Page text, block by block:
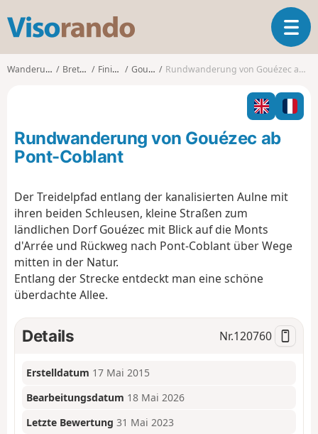
s
o
o
T
o
l
n
o
Wanderungen Bretagne Finistère Gouézec Rundwanderung von Gouézec ab Pont-Coblant
Rundwanderung von Gouézec ab
Pont-Coblant
Der Treidelpfad entlang der kanalisierten Aulne mit
ihren beiden Schleusen, kleine Straßen zum
ländlichen Dorf Gouézec mit Blick auf die Monts
d'Arrée und Rückweg nach Pont-Coblant über Wege
mitten in der Natur.
Entlang der Strecke entdeckt man eine schöne
überdachte Allee.
Details Nr.120760
Erstelldatum 17 Mai 2015
Bearbeitungsdatum 18 Mai 2026
Letzte Bewertung 31 Mai 2023